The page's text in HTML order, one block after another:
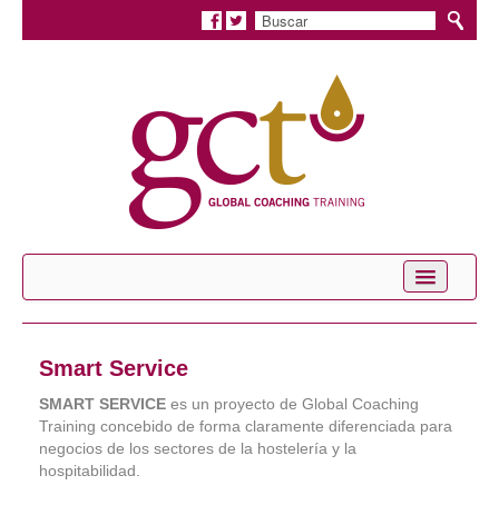
Conócenos
Servicios
Coaching Personal
Smart Service
SMART SERVICE es un proyecto de Global Coaching
Training concebido de forma claramente diferenciada para
negocios de los sectores de la hostelería y la
hospitabilidad.